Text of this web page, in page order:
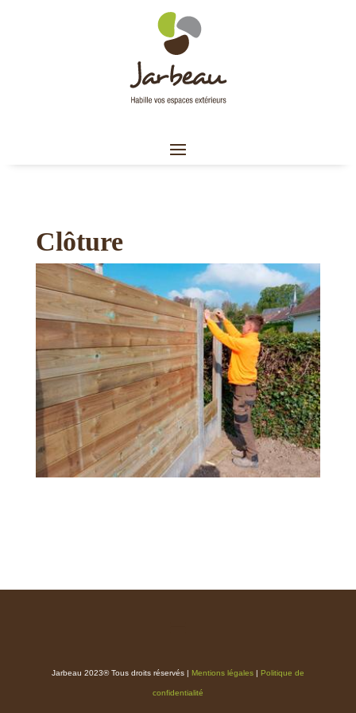
Clôture
Jarbeau 2023® Tous droits réservés | Mentions légales| Politique de
confidentialité